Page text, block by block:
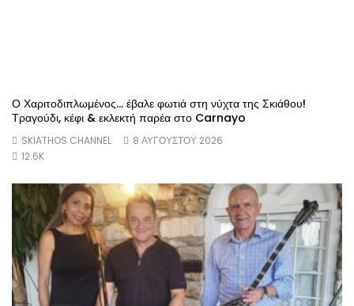
Ο Χαριτοδιπλωμένος… έβαλε φωτιά στη νύχτα της Σκιάθου!
Τραγούδι, κέφι & εκλεκτή παρέα στο Carnayo
SKIATHOS CHANNEL
8 ΑΥΓΟΎΣΤΟΥ 2026
12.6K